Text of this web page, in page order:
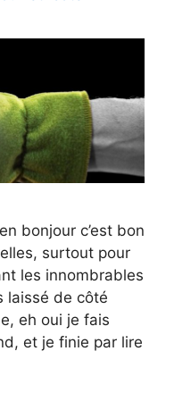
bonjour c’est bon
surtout pour
les innombrables
laissé de côté
eh oui je fais
et je finie par lire